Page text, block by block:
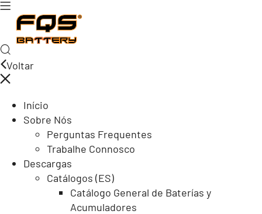
Voltar
Início
Sobre Nós
Perguntas Frequentes
Trabalhe Connosco
Descargas
Catálogos (ES)
Catálogo General de Baterías y
Acumuladores